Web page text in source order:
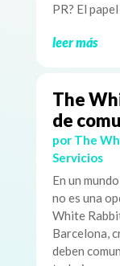
PR? El papel
leer más
The
de
por The
Servicios
En un
no es una
White
Barcelona,
deben